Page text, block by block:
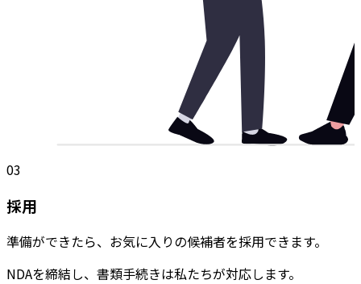
03
採用
準備ができたら、お気に入りの候補者を採用できます。
NDAを締結し、書類手続きは私たちが対応します。